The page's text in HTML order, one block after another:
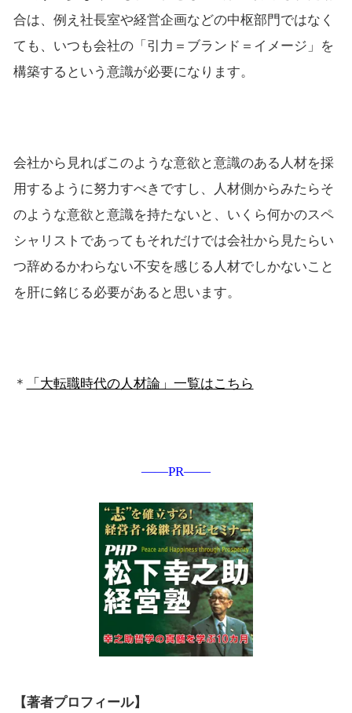
合は、例え社長室や経営企画などの中枢部門ではなく
ても、いつも会社の「引力＝ブランド＝イメージ」を
構築するという意識が必要になります。
会社から見ればこのような意欲と意識のある人材を採
用するように努力すべきですし、人材側からみたらそ
のような意欲と意識を持たないと、いくら何かのスペ
シャリストであってもそれだけでは会社から見たらい
つ辞めるかわらない不安を感じる人材でしかないこと
を肝に銘じる必要があると思います。
＊ 「大転職時代の人材論」一覧はこちら
――PR――
【著者プロフィール】